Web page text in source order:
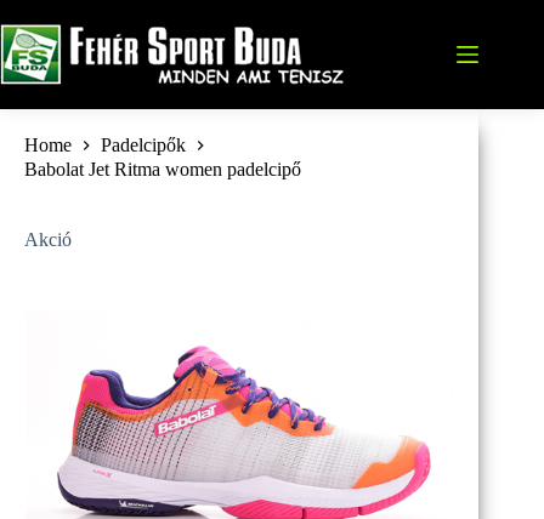
to
content
Home
Padelcipők
Babolat Jet Ritma women padelcipő
Akció